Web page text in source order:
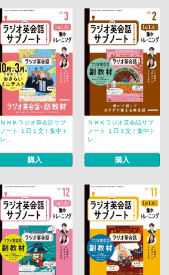
ＮＨＫラジオ英会話サブ
ノート １日１文！集中ト
レ...
購入
ＮＨＫラジオ英会話サブ
ノート １日１文！集中ト
レ...
購入